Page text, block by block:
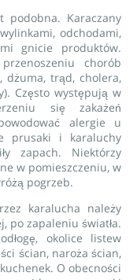
podobna. Karaczany
odchodami,
gnicie produktów.
chorób
dżuma, trąd, cholera,
Często występują w
się zakażeń
alergie u
prusaki i karaluchy
zapach. Niektórzy
w pomieszczeniu, w
pogrzeb.
karalucha należy
po zapaleniu światła.
okolice listew
ścian, naroża ścian,
O obecności